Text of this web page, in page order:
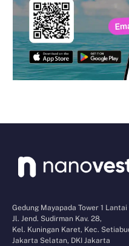
Gedung Mayapada Tower 1
Jl. Jend. Sudirman Kav. 28,
Kel. Kuningan Karet, Kec.
Jakarta Selatan, DKI Jakarta